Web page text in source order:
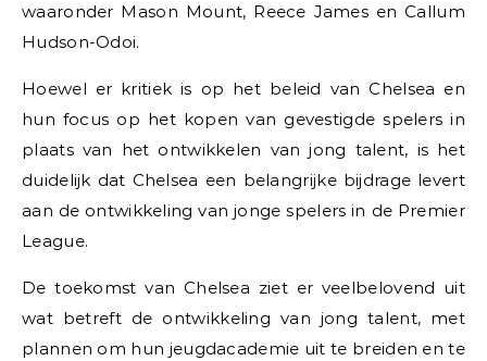
waaronder Mason Mount, Reece James en Callum
Hudson-Odoi.
Hoewel er kritiek is op het beleid van Chelsea en
hun focus op het kopen van gevestigde spelers in
plaats van het ontwikkelen van jong talent, is het
duidelijk dat Chelsea een belangrijke bijdrage levert
aan de ontwikkeling van jonge spelers in de Premier
League.
De toekomst van Chelsea ziet er veelbelovend uit
wat betreft de ontwikkeling van jong talent, met
plannen om hun jeugdacademie uit te breiden en te